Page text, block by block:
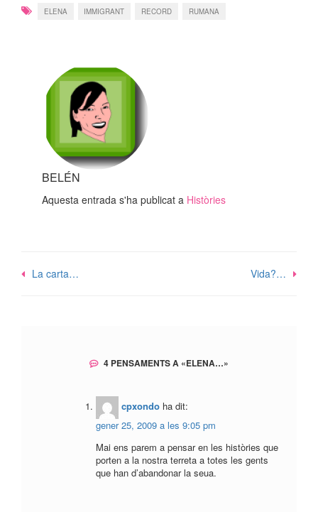
ELENA IMMIGRANT RECORD RUMANA
BELÉN
Aquesta entrada s'ha publicat a Històries
Navegació
La carta… Vida?…
4 PENSAMENTS A «ELENA…»
cpxondo ha dit:
gener 25, 2009 a les 9:05 pm
Mai ens parem a pensar en les històries que
porten a la nostra terreta a totes les gents
que han d’abandonar la seua.